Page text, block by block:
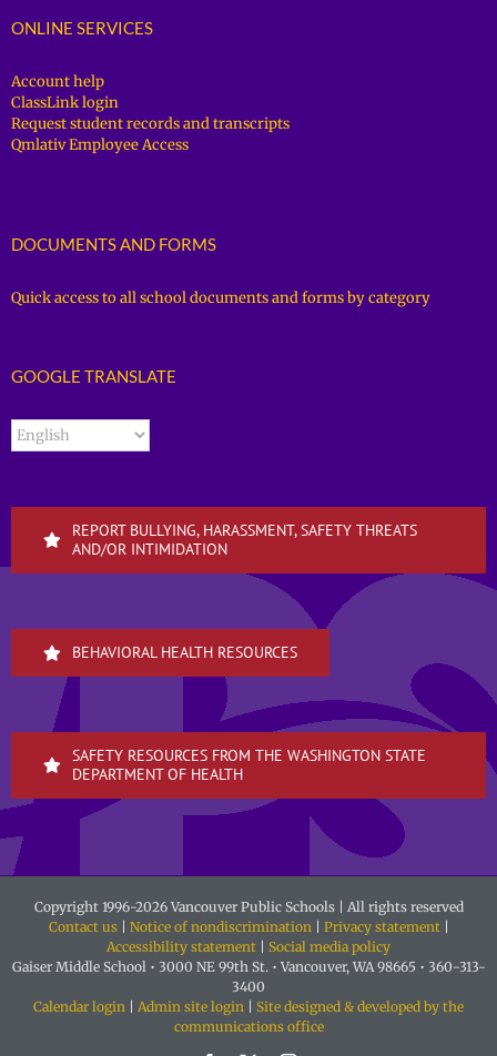
ONLINE SERVICES
Account help
ClassLink login
Request student records and transcripts
Qmlativ Employee Access
DOCUMENTS AND FORMS
Quick access to all school documents and forms by category
GOOGLE TRANSLATE
REPORT BULLYING, HARASSMENT, SAFETY THREATS
AND/OR INTIMIDATION
BEHAVIORAL HEALTH RESOURCES
SAFETY RESOURCES FROM THE WASHINGTON STATE
DEPARTMENT OF HEALTH
Copyright 1996-2026 Vancouver Public Schools | All rights reserved
Contact us| Notice of nondiscrimination| Privacy statement|
Accessibility statement
Social media policy
Gaiser Middle School • 3000 NE 99th St. • Vancouver, WA 98665 • 360-313-
3400
Calendar login
Admin site login
Site designed & developed by the
communications office